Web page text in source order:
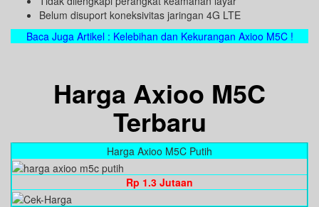
Belum disuport koneksivitas jaringan 4G LTE
Baca Juga Artikel : Kelebihan dan Kekurangan Axioo M5C !
Harga Axioo M5C
Terbaru
Harga Axioo M5C Putih
Rp 1.3 Jutaan